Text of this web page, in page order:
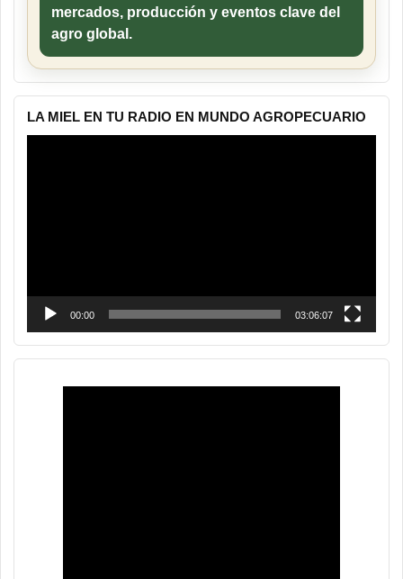
mercados, producción y eventos clave del
agro global.
LA MIEL EN TU RADIO EN MUNDO AGROPECUARIO
00:00 03:06:07